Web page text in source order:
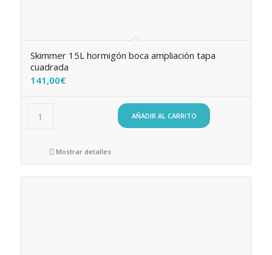
Skimmer 15L hormigón boca ampliación tapa
cuadrada
141,00€
AÑADIR AL CARRITO
Mostrar detalles